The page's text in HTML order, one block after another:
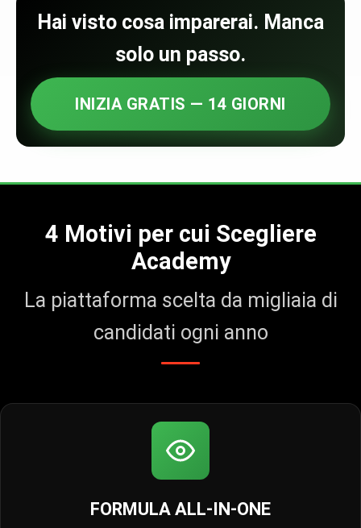
Hai visto cosa imparerai. Manca
solo un passo.
INIZIA GRATIS — 14 GIORNI
4 Motivi per cui Scegliere
Academy
La piattaforma scelta da migliaia di
candidati ogni anno
FORMULA ALL‑IN‑ONE